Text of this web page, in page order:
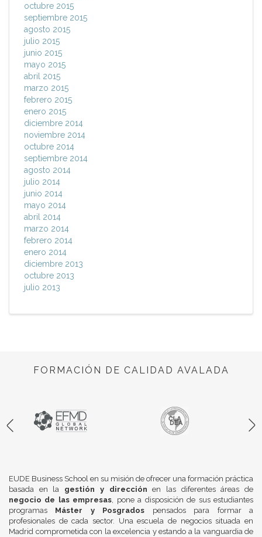
octubre 2015
septiembre 2015
agosto 2015
julio 2015
junio 2015
mayo 2015
abril 2015
marzo 2015
febrero 2015
enero 2015
diciembre 2014
noviembre 2014
octubre 2014
septiembre 2014
agosto 2014
julio 2014
junio 2014
mayo 2014
abril 2014
marzo 2014
febrero 2014
enero 2014
diciembre 2013
octubre 2013
julio 2013
FORMACIÓN DE CALIDAD AVALADA
EUDE Business School en su misión de ofrecer una formación práctica
basada en la gestión y dirección en las diferentes áreas de
negocio de las empresas, pone a disposición de sus estudiantes
programas Máster y Posgrados pensados para formar a
profesionales de cada sector. Una escuela de negocios situada en
Madrid comprometida con la excelencia y estando a la vanguardia de